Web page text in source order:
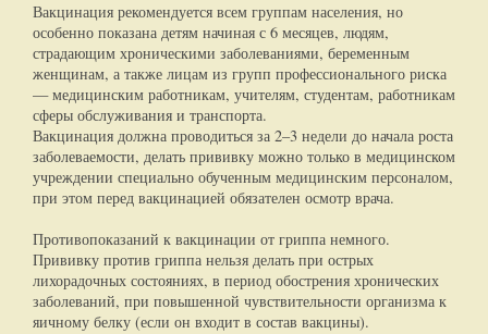
Вакцинация рекомендуется всем группам населения, но
особенно показана детям начиная с 6 месяцев, людям,
страдающим хроническими заболеваниями, беременным
женщинам, а также лицам из групп профессионального риска
— медицинским работникам, учителям, студентам, работникам
сферы обслуживания и транспорта.
Вакцинация должна проводиться за 2–3 недели до начала роста
заболеваемости, делать прививку можно только в медицинском
учреждении специально обученным медицинским персоналом,
при этом перед вакцинацией обязателен осмотр врача.
Противопоказаний к вакцинации от гриппа немного.
Прививку против гриппа нельзя делать при острых
лихорадочных состояниях, в период обострения хронических
заболеваний, при повышенной чувствительности организма к
яичному белку (если он входит в состав вакцины).